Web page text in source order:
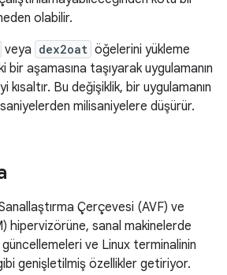
olabilir.
veya dex2oat öğelerini yükleme
aşamasına taşıyarak uygulamanın
kısaltır. Bu değişiklik, bir uygulamanın
milisaniyelere düşürür.
Çerçevesi (AVF) ve
hipervizörüne, sanal makinelerde
ve Linux terminalinin
genişletilmiş özellikler getiriyor.